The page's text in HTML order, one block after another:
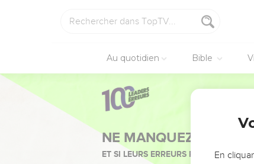
Au quotidien Bible
NE MANQUEZ PAS
ET SI LEURS ERREURS POUVAIENT
En